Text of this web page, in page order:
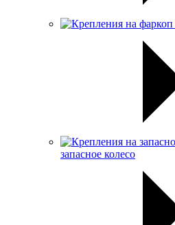
запасное колесо